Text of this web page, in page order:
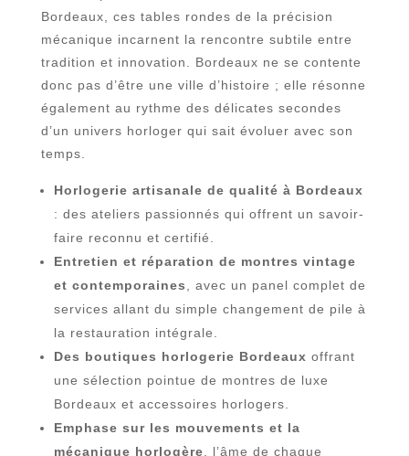
Bordeaux, ces tables rondes de la précision
mécanique incarnent la rencontre subtile entre
tradition et innovation. Bordeaux ne se contente
donc pas d’être une ville d’histoire ; elle résonne
également au rythme des délicates secondes
d’un univers horloger qui sait évoluer avec son
temps.
Horlogerie artisanale de qualité à Bordeaux
: des ateliers passionnés qui offrent un savoir-
faire reconnu et certifié.
Entretien et réparation de montres vintage
et contemporaines
, avec un panel complet de
services allant du simple changement de pile à
la restauration intégrale.
Des boutiques horlogerie Bordeaux offrant
une sélection pointue de montres de luxe
Bordeaux et accessoires horlogers.
Emphase sur les mouvements et la
mécanique horlogère , l’âme de chaque